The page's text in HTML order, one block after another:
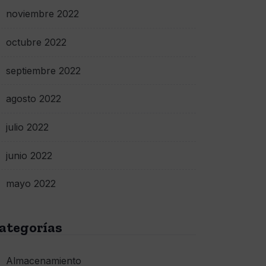
noviembre 2022
octubre 2022
septiembre 2022
agosto 2022
julio 2022
junio 2022
mayo 2022
Almacenamiento